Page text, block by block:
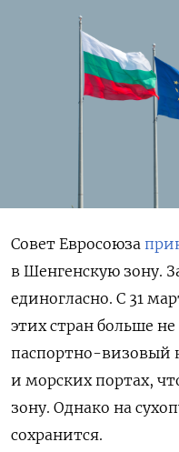
Совет Евросоюза
в Шенгенскую зону.
единогласно. С 31
этих стран больше
паспортно-визовый
и морских портах,
зону. Однако на
сохранится.